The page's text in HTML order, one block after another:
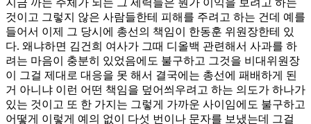
지금 까는 주체가 되는 그 세력들은 뭔가 이익을 보려고 하는
것이고 그렇지 않은 사람들한테 피해를 주려고 하는 건데 예를
들어서 이제 그 당시에 총선의 책임이 한동훈 위원장한테 있
다. 왜냐하면 김건희 여사가 그때 디올백 관련해서 사과를 하
려는 마음이 충분히 있었음에도 불구하고 그것을 비대위원장
이 그걸 제대로 대응을 못 해서 결국에는 총선에 패배하게 된
거 아니냐 이런 어떤 책임을 덮어씌우려고 하는 의도가 하나가
있는 것이고 또 한 가지는 그렇게 가까운 사이임에도 불구하고
어떻게 이렇게 예의 없이 다섯 번이나 문자를 보냈는데 그걸